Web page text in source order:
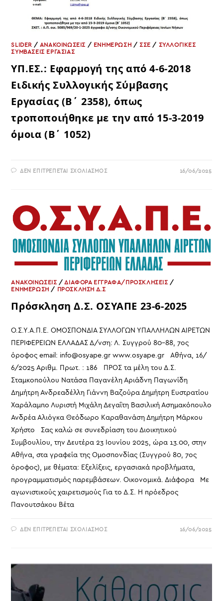
SLIDER / ΑΝΑΚΟΙΝΩΣΕΙΣ / ΕΝΗΜΕΡΩΣΗ /ΣΣΕ / ΣΥΛΛΟΓΙΚΈΣ
ΣΥΜΒΆΣΕΙΣ ΕΡΓΑΣΊΑΣ
ΥΠ.ΕΣ.: Εφαρμογή της από 4-6-2018
Ειδικής Συλλογικής Σύμβασης
Εργασίας (Β΄ 2358), όπως
τροποποιήθηκε με την από 15-3-2019
όμοια (Β΄ 1052)
ΔΕΝ ΕΠΙΤΡΈΠΕΤΑΙ ΣΧΟΛΙΑΣΜΌΣΣΤΟ
2018
ΕΙΔΙΚΉΣ
ΣΥΛΛΟΓΙΚΉΣ
ΕΡΓΑΣΊΑΣ
(Β΄
2358),
ΌΠΩΣ
ΤΡΟΠΟΠΟΙΉΘΗΚΕ
ΤΗΝ
ΑΠΌ
2019
1052)
16/06/2025
ΑΝΑΚΟΙΝΩΣΕΙΣ /ΔΙΑΦΟΡΑ ΕΓΓΡΑΦΑ/ΠΡΟΣΚΛΗΣΕΙΣ /
ΕΝΗΜΕΡΩΣΗ / ΠΡΟΣΚΛΗΣΗ Δ.Σ
Πρόσκληση Δ.Σ. ΟΣΥΑΠΕ 23-6-2025
Ο.Σ.Υ.Α.Π.Ε. ΟΜΟΣΠΟΝΔΙΑ ΣΥΛΛΟΓΩΝ ΥΠΑΛΛΗΛΩΝ ΑΙΡΕΤΩΝ
ΠΕΡΙΦΕΡΕΙΩΝ ΕΛΛΑΔΑΣ Δ/νση: Λ. Συγγρού 80-88, 7ος
όροφος email: info@osyape.gr www.osyape.gr Αθήνα, 16/
6/2025 Αριθμ. Πρωτ. : 186 ΠΡΟΣ τα μέλη του Δ.Σ.
Σταμκοπούλου Νατάσα Παγανέλη Αριάδνη Παγωνίδη
Δημήτρη Ανδρεαδέλλη Γιάννη Βαζούρα Δημήτρη Ευστρατίου
Χαράλαμπο Λυριστή Μιχάλη Δεγαΐτη Βασιλική Ασημακόπουλο
Ανδρέα Αλιόγκα Θεόδωρο Καραθανάση Δημήτρη Μάρκου
Χρήστο Σας καλώ σε συνεδρίαση του Διοικητικού
Συμβουλίου, την Δευτέρα 23 Ιουνίου 2025, ώρα 13.00, στην
Αθήνα, στα γραφεία της Ομοσπονδίας (Συγγρού 80, 7ος
όροφος), με θέματα: Εξελίξεις, εργασιακά προβλήματα,
προγραμματισμός παρεμβάσεων. Οικονομικά. Διάφορα Με
αγωνιστικούς χαιρετισμούς Για το Δ.Σ. Η πρόεδρος
Πανουτσάκου Βέτα
ΔΕΝ ΕΠΙΤΡΈΠΕΤΑΙ ΣΧΟΛΙΑΣΜΌΣΣΤΟ
6-
16/06/2025